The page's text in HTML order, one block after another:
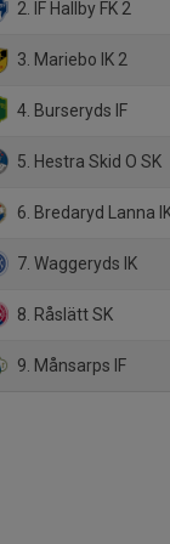
2. IF Hallby FK 2
3. Mariebo IK 2
4. Burseryds IF
5. Hestra Skid O SK
6. Bredaryd Lanna
7. Waggeryds IK
8. Råslätt SK
9. Månsarps IF